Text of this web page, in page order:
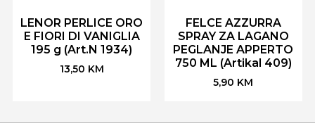
LENOR PERLICE ORO
E FIORI DI VANIGLIA
195 g (Art.N 1934)
13,50 KM
FELCE AZZURRA
SPRAY ZA LAGANO
PEGLANJE APPERTO
750 ML (Artikal 409)
5,90 KM